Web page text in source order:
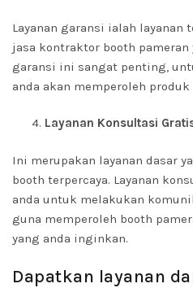
Layanan garansi ialah layanan
jasa kontraktor booth pameran
garansi ini sangat penting,
anda akan memperoleh
Layanan Konsultasi
Ini merupakan layanan dasar
booth terpercaya. Layanan
anda untuk melakukan
guna memperoleh booth
yang anda inginkan.
Dapatkan layanan